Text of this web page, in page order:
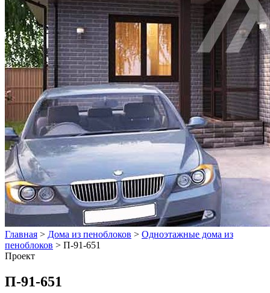
Главная > Дома из пеноблоков > Одноэтажные дома из
пеноблоков > П-91-651
Проект
П-91-651